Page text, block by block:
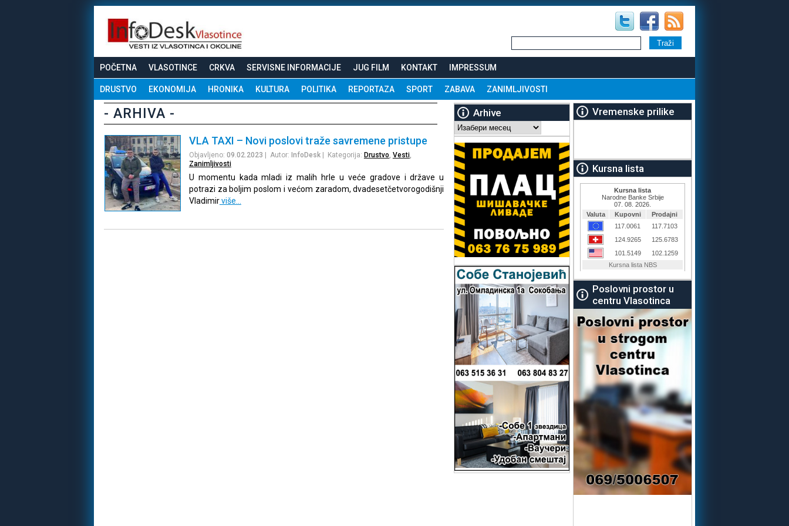
POČETNA VLASOTINCE CRKVA SERVISNE INFORMACIJE JUG FILM KONTAKT IMPRESSUM
DRUSTVO EKONOMIJA HRONIKA KULTURA POLITIKA REPORTAZA SPORT ZABAVA ZANIMLJIVOSTI
- ARHIVA -
VLA TAXI – Novi poslovi traže savremene pristupe
Objavljeno: 09.02.2023 | Autor: InfoDesk| Kategorija: Drustvo Vesti,
Zanimljivosti
U momentu kada mladi iz malih hrle u veće gradove i države u
potrazi za boljim poslom i većom zaradom, dvadesetčetvorogodišnji
Vladimirviše…
Arhive
Arhive
Vremenske prilike
Kursna lista
Poslovni prostor u
centru Vlasotinca